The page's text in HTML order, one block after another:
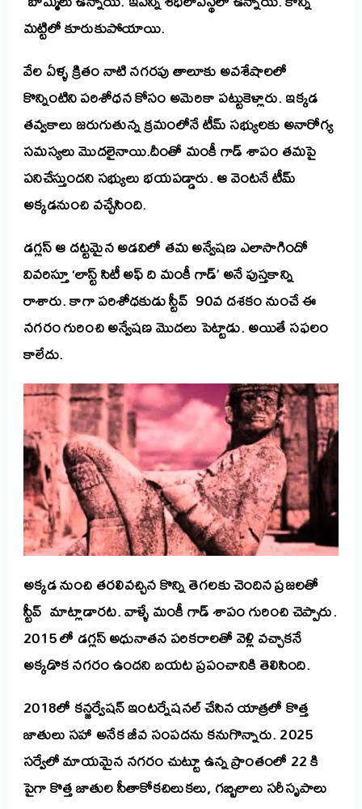
మట్టిలో కూరుకుపోయాయి.
వేల ఏళ్ళ క్రితం నాటి నగరపు తాలూకు అవశేషాలలో
కొన్నింటిని పరిశోధన కోసం అమెరికా పట్టుకెళ్లారు. ఇక్కడ
తవ్వకాలు జరుగుతున్న క్రమంలోనే టీమ్ సభ్యులకు అనారోగ్య
సమస్యలు మొదలైనాయి.దీంతో మంకీ గాడ్ శాపం తమపై
పనిచేస్తుందని సభ్యులు భయపడ్డారు. ఆ వెంటనే టీమ్
అక్కడనుంచి వచ్చేసింది.
డగ్లస్ ఆ దట్టమైన అడవిలో తమ అన్వేషణ ఎలాసాగిందో
వివరిస్తూ ‘లాస్ట్ సిటీ అఫ్ ది మంకీ గాడ్’ అనే పుస్తకాన్ని
రాశారు. కాగా పరిశోధకుడు స్టీవ్ 90వ దశకం నుంచే ఈ
నగరం గురించి అన్వేషణ మొదలు పెట్టాడు. అయితే సఫలం
కాలేదు.
అక్కడ నుంచి తరలివచ్చిన కొన్ని తెగలకు చెందిన ప్రజలతో
స్టీవ్ మాట్లాడారట. వాళ్ళే మంకీ గాడ్ శాపం గురించి చెప్పారు.
2015 లో డగ్లస్ అధునాతన పరికరాలతో వెళ్లి వచ్చాకనే
అక్కడొక నగరం ఉందని బయట ప్రపంచానికి తెలిసింది.
2018లో కన్జర్వేషన్ ఇంటర్నేషనల్ చేసిన యాత్రలో కొత్త
జాతులు సహా అనేక జీవ సంపదనుకనుగొన్నారు. 2025
సర్వేలోమాయమైననగరం చుట్టూ ఉన్న ప్రాంతంలో 22 కి
పైగా కొత్త జాతుల సీతాకోకచిలుకలు, గబ్బిలాలు సరీసృపాలు